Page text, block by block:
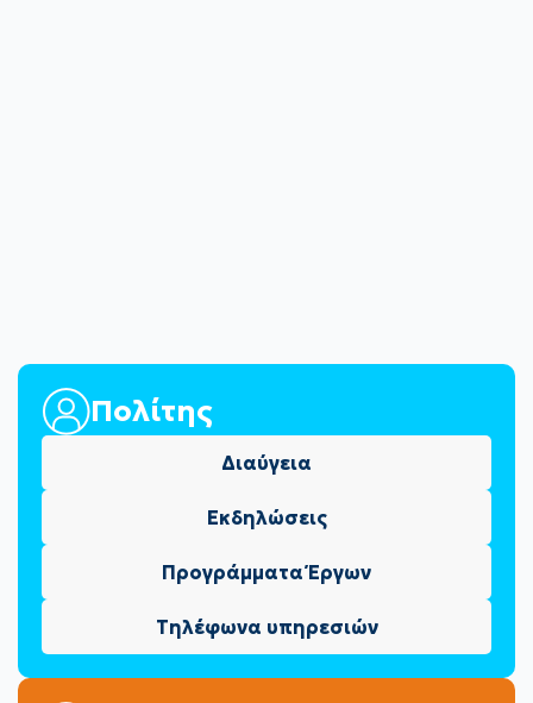
Πολίτης
Διαύγεια
Εκδηλώσεις
Προγράμματα Έργων
Τηλέφωνα υπηρεσιών